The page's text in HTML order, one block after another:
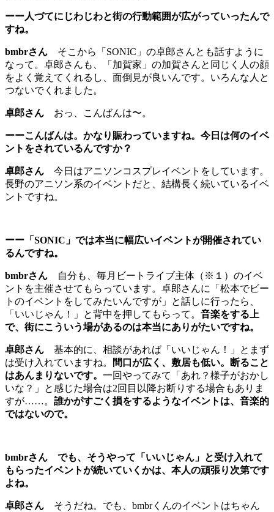
ーー人づてにじわじわと街の行動範囲が広がっていったんで
すね。
bmbrさん そこから「SONIC」の卓郎さんとも話すように
なって。卓郎さんも、「加賀家」の加賀さんと同じく人の顔
をよく覚えてくれるし、面倒見が良いんです。いろんな人と
つないでくれました。
卓郎さん おっ、こんばんは〜。
ーーこんばんは。かなり賑わっていますね。今日は何のイベ
ントをされているんですか？
卓郎さん 今日はアニソンコスプレイベントをしています。
長野のアニソン系のイベントだと、結構長く続いているイベ
ントですね。
ーー「SONIC」では本当に幅広いイベントが開催されてい
るんですね。
bmbrさん 自分も、毎月ビートライブ主体（※１）のイベ
ントを主催させてもらっています。卓郎さんに「松本でビー
トのイベントをしてみたいんですが」と話しに行ったら、
「いいじゃん！」と背中を押してもらって。 音楽をする上
で、街にこういう場があるのは本当にありがたいですね。
卓郎さん 基本的に、相談があれば「いいじゃん！」とまず
は受け入れていますね。
間口が広く、敷居も低い。断ること
はあんまりないです。 一回やってみて「あれ？様子がおかし
いな？」と感じた場合は2回目以降お断りする場合もありま
すが……。 誰かがすごく損をするようなイベントは、音楽的
ではないので。
bmbrさん
でも、そうやって「いいじゃん」と受け入れて
もらったイベントが続いていくかは、本人の頑張り次第です
よね。
卓郎さん そうだね。でも、bmbrくんのイベントはちゃん